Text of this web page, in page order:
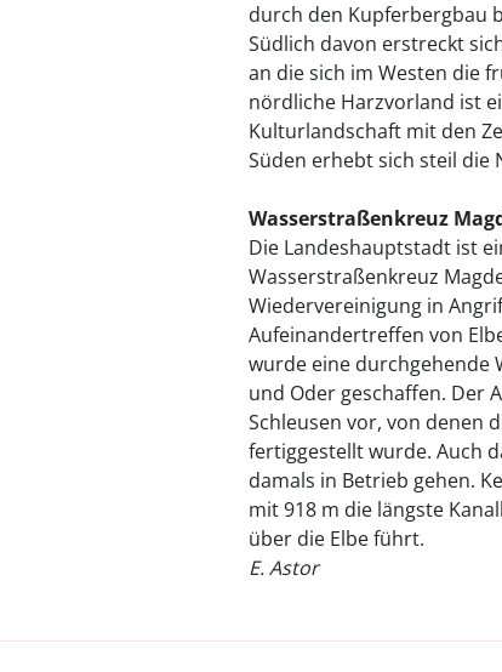
durch den Kupferbergbau
Südlich davon erstreckt
an die sich im Westen die
nördliche Harzvorland ist
Kulturlandschaft mit den
Süden erhebt sich steil die
Wasserstraßenkreuz
Die Landeshauptstadt ist
Wasserstraßenkreuz
Wiedervereinigung in
Aufeinandertreffen von
wurde eine durchgehende
und Oder geschaffen. Der
Schleusen vor, von denen
fertiggestellt wurde. Auch
damals in Betrieb gehen.
mit 918 m die längste
über die Elbe führt.
E. Astor